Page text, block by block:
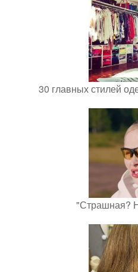
30 главных стилей
"Страшная?